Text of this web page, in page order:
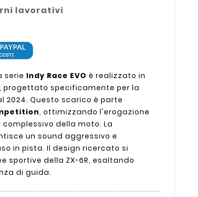
lavorativi
serie Indy Race EVO è realizzato in
, progettato specificamente per la
2024. Questo scarico è parte
, ottimizzando l'erogazione
della moto. La
un sound aggressivo e
in pista. Il design ricercato si
sportive della ZX-6R, esaltando
di guida.